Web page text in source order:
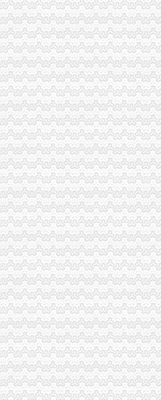
照场专项整
商执照搭建融资平台力推企发展
结议题案工作
题实践活动
建设助推民营经济快速发展
渝中区装修网有哪些
商信息_电话_地址_信用信息
重庆赶集网
_汽车频道_中国山东网
产出售及吸收合并事宜的权人
好开适合公司买_重庆商
网-重庆搬家/配送/搬运】
厂家告别油烟滚滚优惠价格
武清区代办营业执照
家庄工商注册,石家庄公司
招标公告_工程招标_文章_重
区财务/审计/统计人才网_大坪找